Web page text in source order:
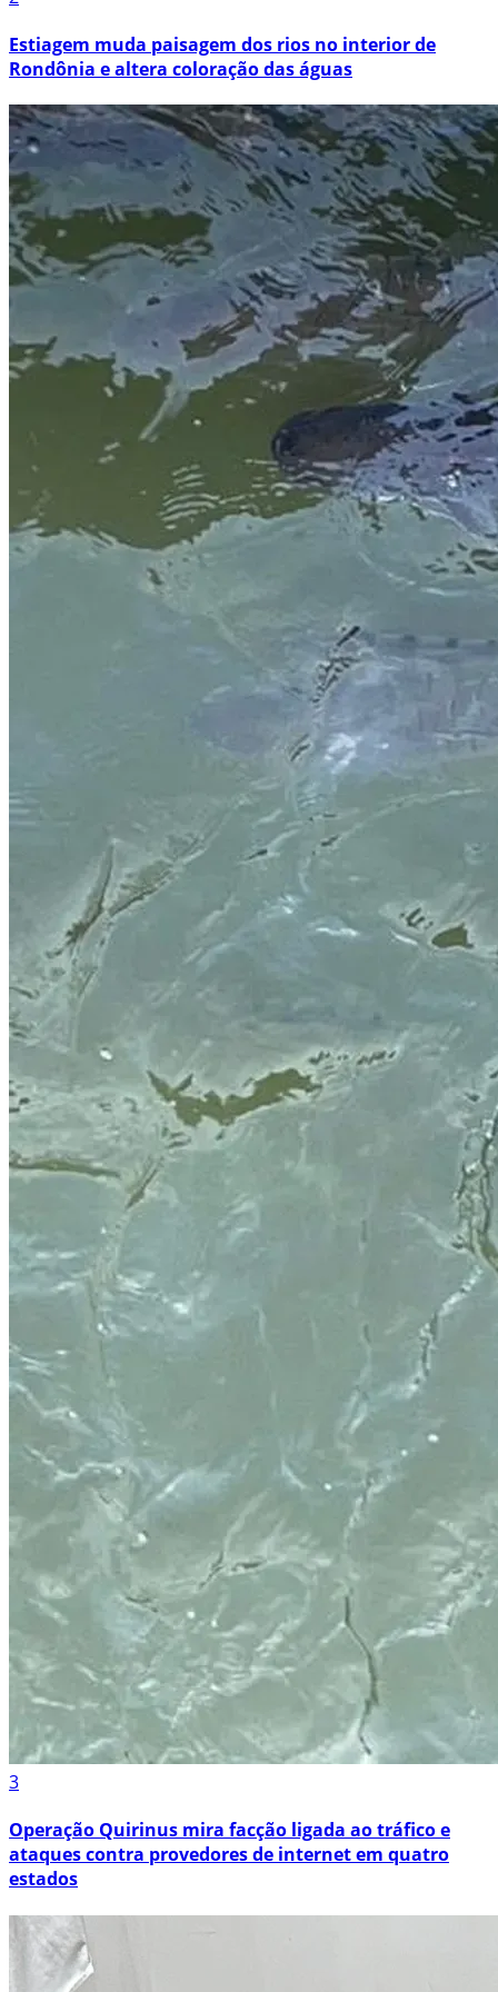
Estiagem muda paisagem dos rios no interior de
Rondônia e altera coloração das águas
3
Operação Quirinus mira facção ligada ao tráfico e
ataques contra provedores de internet em quatro
estados